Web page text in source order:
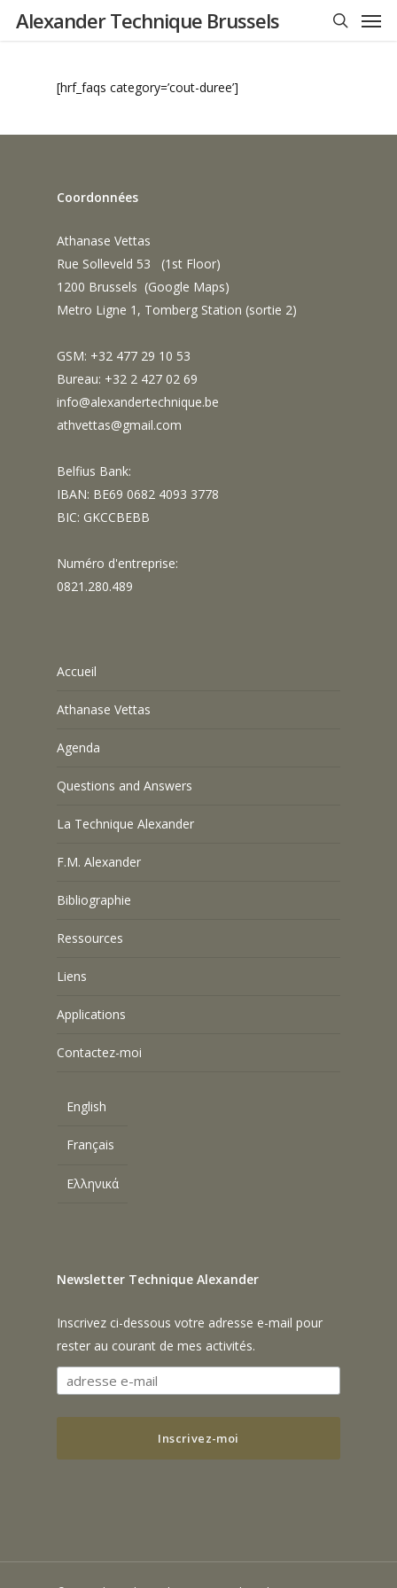
SkipAlexander Technique Brussels
[hrf_faqs category=’cout-duree’]
Coordonnées
Athanase Vettas
Rue Solleveld 53 (1st Floor)
1200 Brussels (Google Maps)
Metro Ligne 1, Tomberg Station (sortie 2)
GSM: +32 477 29 10 53
Bureau: +32 2 427 02 69
info@alexandertechnique.be
athvettas@gmail.com
Belfius Bank:
IBAN: BE69 0682 4093 3778
BIC: GKCCBEBB
Numéro d'entreprise:
0821.280.489
Accueil
Athanase Vettas
Agenda
Questions and Answers
La Technique Alexander
F.M. Alexander
Bibliographie
Ressources
Liens
Applications
Contactez-moi
English
Français
Ελληνικά
Newsletter Technique Alexander
Inscrivez ci-dessous votre adresse e-mail pour
rester au courant de mes activités.